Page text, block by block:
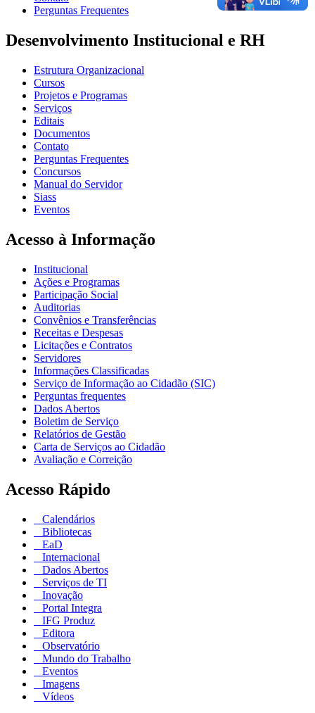
Perguntas Frequentes
Desenvolvimento Institucional e RH
Estrutura Organizacional
Cursos
Projetos e Programas
Serviços
Editais
Documentos
Contato
Perguntas Frequentes
Concursos
Manual do Servidor
Siass
Eventos
Acesso à Informação
Institucional
Ações e Programas
Participação Social
Auditorias
Convênios e Transferências
Receitas e Despesas
Licitações e Contratos
Servidores
Informações Classificadas
Serviço de Informação ao Cidadão (SIC)
Perguntas frequentes
Dados Abertos
Boletim de Serviço
Relatórios de Gestão
Carta de Serviços ao Cidadão
Avaliação e Correição
Acesso Rápido
Calendários
Bibliotecas
EaD
Internacional
Dados Abertos
Serviços de TI
Inovação
Portal Integra
IFG Produz
Editora
Observatório
Mundo do Trabalho
Eventos
Imagens
Vídeos